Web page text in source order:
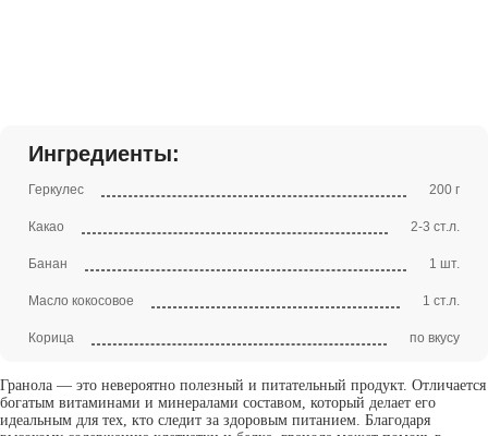
Ингредиенты:
Геркулес 200 г
Какао 2-3 ст.л.
Банан 1 шт.
Масло кокосовое 1 ст.л.
Корица по вкусу
Гранола — это невероятно полезный и питательный продукт. Отличается
богатым витаминами и минералами составом, который делает его
идеальным для тех, кто следит за здоровым питанием. Благодаря